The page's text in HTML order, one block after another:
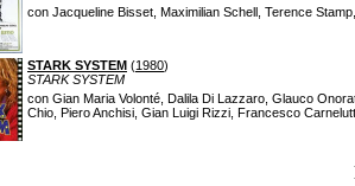
con Jacqueline Bisset, Maximilian Schell, Terence
STARK SYSTEM (1980)
STARK SYSTEM
con Gian Maria Volonté, Dalila Di Lazzaro, Glauco
Chio, Piero Anchisi, Gian Luigi Rizzi, Francesco